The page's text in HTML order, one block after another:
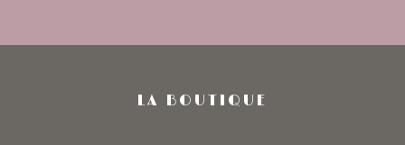
LA BOUTIQUE